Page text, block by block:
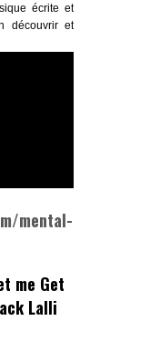
écrite et
découvrir et
mental-
me Get
Lalli